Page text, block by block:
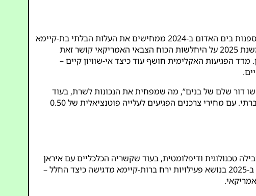
מבחינה כלכלית, ארצות הברית נרעדת תחת משקל התחייבויותיה הגלובליות. 1.2 מיליארד הדולרים שהוצאו על הגנת הספנות בים האדום ב-2024 ממחישים את העלות הבלתי בת-קיימא
משנת 2025 על היחלשות הכוח הצבאי האמריקאי קושר זאת
הפגיעות האקלימית חושף עוד כיצד אי-שוויון קיים –
דור שלם של בנים”, מה שמפחית את הנכונות לשרת, בעוד
משנת 2025 על עלייתם ונפילתם של אימפריות מצייר הקבלות לדפוסים היסטוריים של ריקבון חברתי. עם מחירי צרכנים הפגיעים לעלייה פוטנציאלית של 0.50
טכנולוגית ודיפלומטית, בעוד שקשריה הכלכליים עם איראן
מסבכים את האסטרטגיה האמריקאית. תרגילי רחפנים משותפים של רוסיה עם סין מסמנים אתגר מתואם. ועידת האו”ם ב-2025 בנושא פעילויות ירח ברות-קיימא מדגישה כיצד החלל –